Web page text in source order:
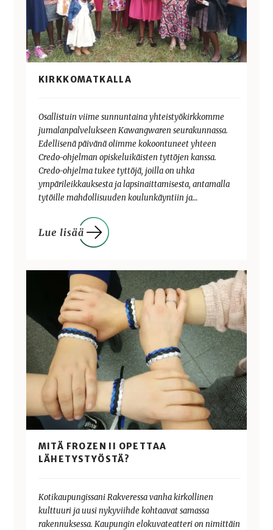
KIRKKOMATKALLA
Osallistuin viime sunnuntaina yhteistyökirkkomme
jumalanpalvelukseen Kawangwaren seurakunnassa.
Edellisenä päivänä olimme kokoontuneet yhteen
Credo-ohjelman opiskeluikäisten tyttöjen kanssa.
Credo-ohjelma tukee tyttöjä, joilla on uhka
ympärileikkauksesta ja lapsinaittamisesta, antamalla
tytöille mahdollisuuden koulunkäyntiin ja…
MITÄ FROZEN II OPETTAA
LÄHETYSTYÖSTÄ?
Kotikaupungissani Rakveressa vanha kirkollinen
kulttuuri ja uusi nykyviihde kohtaavat samassa
rakennuksessa. Kaupungin elokuvateatteri on nimittäin